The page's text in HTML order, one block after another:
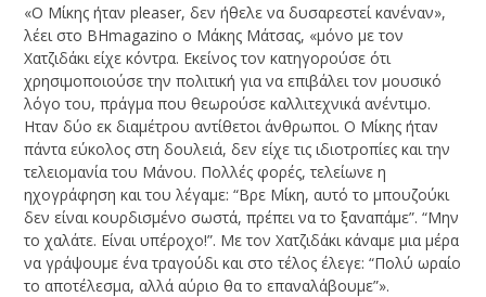
«Ο Μίκης ήταν pleaser, δεν ήθελε να δυσαρεστεί κανέναν»,
λέει στο BHmagazino ο Μάκης Μάτσας, «μόνο με τον
Χατζιδάκι είχε κόντρα. Εκείνος τον κατηγορούσε ότι
χρησιμοποιούσε την πολιτική για να επιβάλει τον μουσικό
λόγο του, πράγμα που θεωρούσε καλλιτεχνικά ανέντιμο.
Ηταν δύο εκ διαμέτρου αντίθετοι άνθρωποι. Ο Μίκης ήταν
πάντα εύκολος στη δουλειά, δεν είχε τις ιδιοτροπίες και την
τελειομανία του Μάνου. Πολλές φορές, τελείωνε η
ηχογράφηση και του λέγαμε: “Βρε Μίκη, αυτό το μπουζούκι
δεν είναι κουρδισμένο σωστά, πρέπει να το ξαναπάμε”. “Μην
το χαλάτε. Είναι υπέροχο!”. Με τον Χατζιδάκι κάναμε μια μέρα
να γράψουμε ένα τραγούδι και στο τέλος έλεγε: “Πολύ ωραίο
το αποτέλεσμα, αλλά αύριο θα το επαναλάβουμε”».